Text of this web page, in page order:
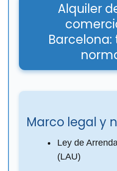
Alquiler
Marco legal y
Ley de
(LAU)